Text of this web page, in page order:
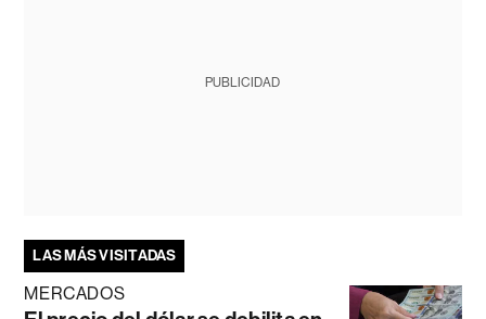
PUBLICIDAD
LAS MÁS VISITADAS
MERCADOS